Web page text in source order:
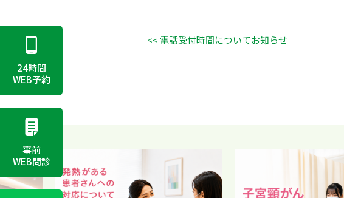
<< 電話受付時間についてお知らせ
24時間
WEB予約
事前
WEB問診